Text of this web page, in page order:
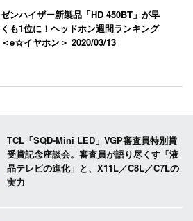
ゼンハイザー新製品「HD 450BT」が早
くも1位に！ヘッドホン週間ランキング
＜e☆イヤホン＞2020/03/13
TCL「SQD-Mini LED」VGP審査員特別賞
受賞記念座談会。審査員が語り尽くす「液
晶テレビの進化」と、X11L／C8L／C7Lの
実力